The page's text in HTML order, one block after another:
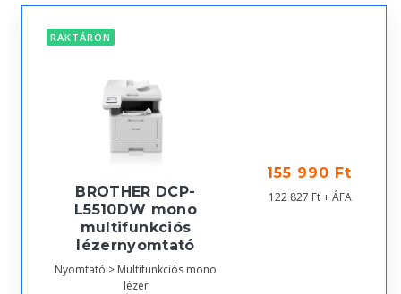
RAKTÁRON
BROTHER DCP-
L5510DW mono
multifunkciós
lézernyomtató
Nyomtató > Multifunkciós mono
lézer
155 990 Ft
122 827 Ft + ÁFA